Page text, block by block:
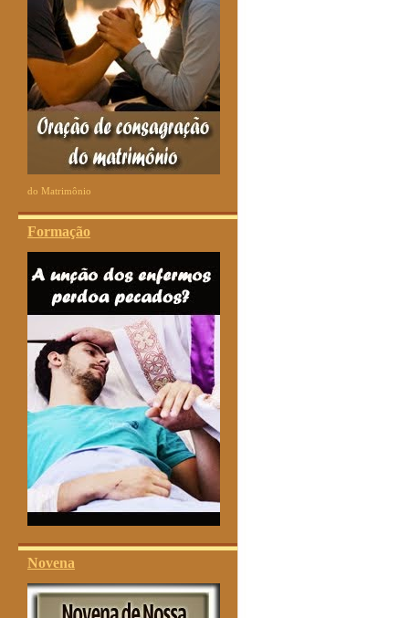
do Matrimônio
Formação
Novena